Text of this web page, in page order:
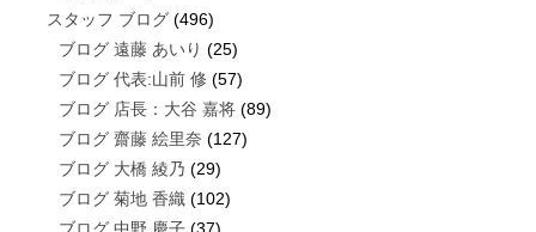
スタッフ ブログ(496)
ブログ 遠藤 あいり (25)
ブログ 代表:山前 修 (57)
ブログ 店長：大谷 嘉将(89)
ブログ 齋藤 絵里奈 (127)
ブログ 大橋 綾乃 (29)
ブログ 菊地 香織(102)